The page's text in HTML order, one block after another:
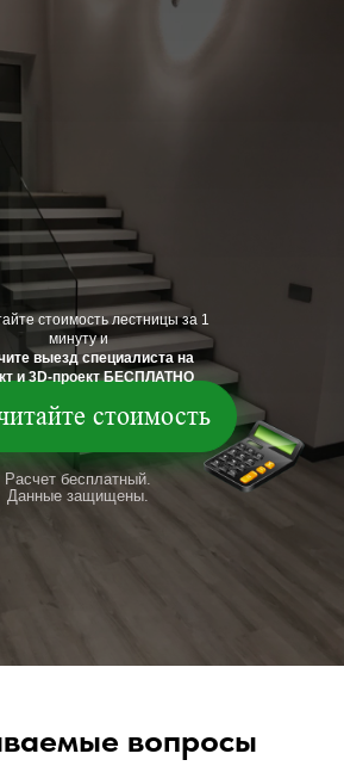
стоимость
Расчет бесплатный.
Данные защищены.
стоимость лестницы за 1
минуту и
выезд специалиста на
и 3D-проект БЕСПЛАТНО
вопросы